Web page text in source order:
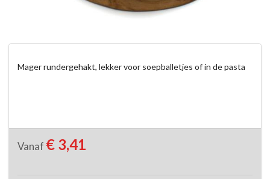
Mager rundergehakt, lekker voor soepballetjes of in de pasta
Vanaf € 3,41